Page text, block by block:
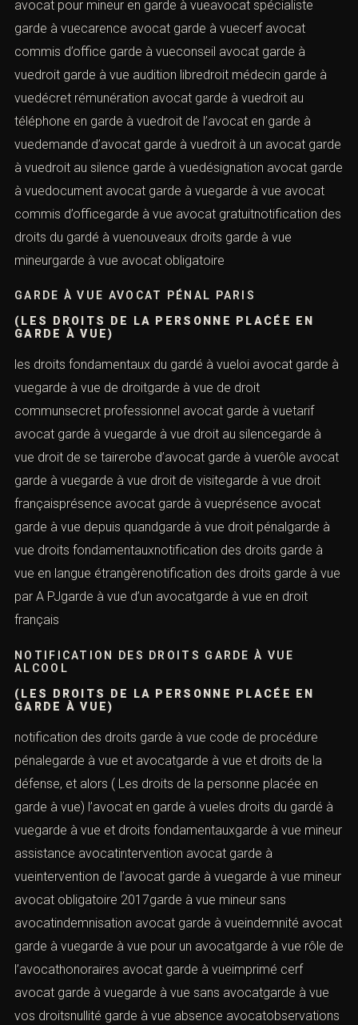
avocat pour mineur en garde à vueavocat spécialiste
garde à vuecarence avocat garde à vuecerf avocat
commis d’office garde à vueconseil avocat garde à
vuedroit garde à vue audition libredroit médecin garde à
vuedécret rémunération avocat garde à vuedroit au
téléphone en garde à vuedroit de l’avocat en garde à
vuedemande d’avocat garde à vuedroit à un avocat garde
à vuedroit au silence garde à vuedésignation avocat garde
à vuedocument avocat garde à vuegarde à vue avocat
commis d’officegarde à vue avocat gratuitnotification des
droits du gardé à vuenouveaux droits garde à vue
mineurgarde à vue avocat obligatoire
GARDE À VUE AVOCAT PÉNAL PARIS
(LES DROITS DE LA PERSONNE PLACÉE EN
GARDE À VUE)
les droits fondamentaux du gardé à vueloi avocat garde à
vuegarde à vue de droitgarde à vue de droit
communsecret professionnel avocat garde à vuetarif
avocat garde à vuegarde à vue droit au silencegarde à
vue droit de se tairerobe d’avocat garde à vuerôle avocat
garde à vuegarde à vue droit de visitegarde à vue droit
françaisprésence avocat garde à vueprésence avocat
garde à vue depuis quandgarde à vue droit pénalgarde à
vue droits fondamentauxnotification des droits garde à
vue en langue étrangèrenotification des droits garde à vue
par A PJgarde à vue d’un avocatgarde à vue en droit
français
NOTIFICATION DES DROITS GARDE À VUE
ALCOOL
(LES DROITS DE LA PERSONNE PLACÉE EN
GARDE À VUE)
notification des droits garde à vue code de procédure
pénalegarde à vue et avocatgarde à vue et droits de la
défense, et alors ( Les droits de la personne placée en
garde à vue) l’avocat en garde à vueles droits du gardé à
vuegarde à vue et droits fondamentauxgarde à vue mineur
assistance avocatintervention avocat garde à
vueintervention de l’avocat garde à vuegarde à vue mineur
avocat obligatoire 2017garde à vue mineur sans
avocatindemnisation avocat garde à vueindemnité avocat
garde à vuegarde à vue pour un avocatgarde à vue rôle de
l’avocathonoraires avocat garde à vueimprimé cerf
avocat garde à vuegarde à vue sans avocatgarde à vue
vos droitsnullité garde à vue absence avocatobservations